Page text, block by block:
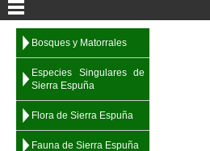
Bosques y Matorrales
Especies Singulares de
Sierra Espuña
Flora de Sierra Espuña
Fauna de Sierra Espuña